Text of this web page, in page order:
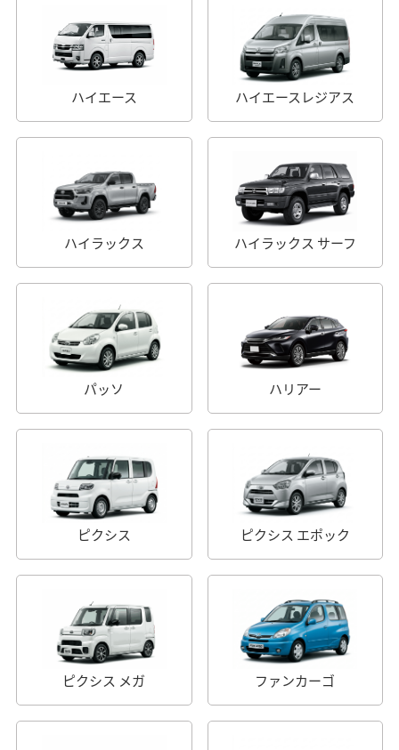
ハイエース ハイエースレジアス
ハイラックス ハイラックス サーフ
パッソ ハリアー
ピクシス ピクシス エポック
ピクシス メガ ファンカーゴ